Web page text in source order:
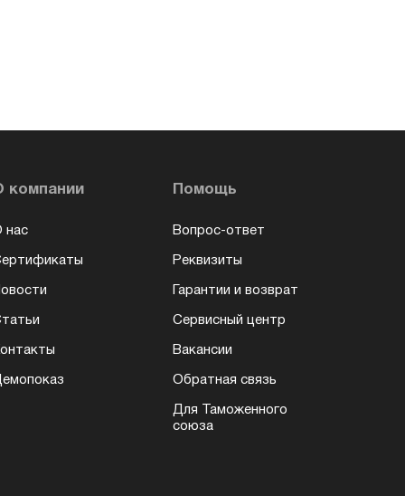
компании
нас
Помощь
Вопрос-ответ
Реквизиты
Гарантии и возврат
Сервисный центр
Вакансии
Обратная связь
Для Таможенного
союза